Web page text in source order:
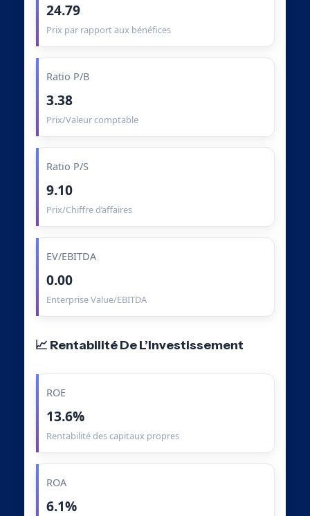
24.79
Prix par rapport aux bénéfices
Ratio P/B
3.38
Prix/Valeur comptable
Ratio P/S
9.10
Prix/Chiffre d’affaires
EV/EBITDA
0.00
Enterprise Value/EBITDA
📈 Rentabilité De L’Investissement
ROE
13.6%
Rentabilité des capitaux propres
ROA
6.1%